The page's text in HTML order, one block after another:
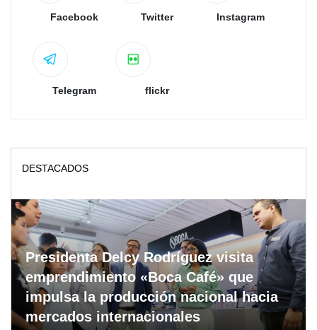
Facebook Twitter Instagram
Telegram flickr
DESTACADOS
Presidenta Delcy Rodríguez visita
emprendimiento «Boca Café» que
impulsa la producción nacional hacia
mercados internacionales